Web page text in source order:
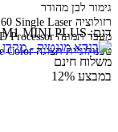
גימור לבן מהודר
רזולוציה 4K-3840x2160 Single Laser
מעבד תמונה UHD Processor
טכנולוגיית תצוגה Laser DLP - Pure Color
דגם: M1 MINI PLUS
משלוח חינם
במבצע 12%